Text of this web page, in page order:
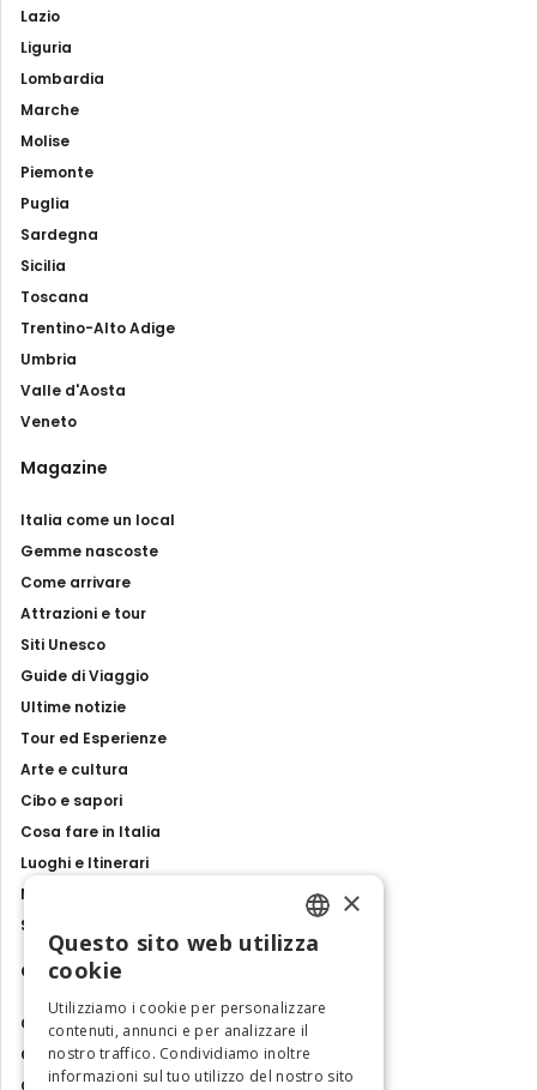
Lazio
Liguria
Lombardia
Marche
Molise
Piemonte
Puglia
Sardegna
Sicilia
Toscana
Trentino-Alto Adige
Umbria
Valle d'Aosta
Veneto
Magazine
Italia come un local
Gemme nascoste
Come arrivare
Attrazioni e tour
Siti Unesco
Guide di Viaggio
Ultime notizie
Tour ed Esperienze
Arte e cultura
Cibo e sapori
Cosa fare in Italia
Luoghi e Itinerari
Mostre, eventi e spettacoli
Storie e tradizioni
Contatti
Chi siamo
Collabora con noi
ENGLISH
ITALIAN
×
Questo sito web utilizza
cookie
Utilizziamo i cookie per personalizzare
contenuti, annunci e per analizzare il
nostro traffico. Condividiamo inoltre
informazioni sul tuo utilizzo del nostro sito